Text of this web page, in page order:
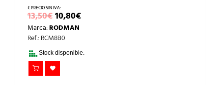
13,50€EL
PRECIO
ORIGINAL
ERA:
13,50€.
10,80€EL
PRECIO
Marca:RODMAN
Ref.: RCM8B0
Stock disponible.